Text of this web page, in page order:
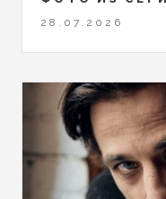
28.07.2026